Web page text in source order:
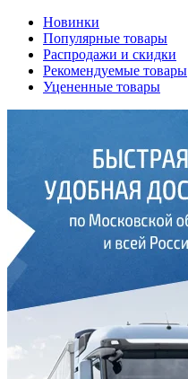
Новинки
Популярные товары
Распродажи и скидки
Рекомендуемые товары
Уцененные товары